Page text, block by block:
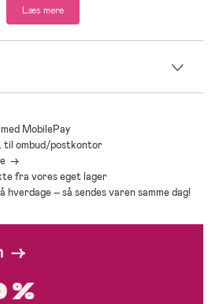
Læs mere
MobilePay
til ombud/postkontor
->
fra vores eget lager
hverdage – så sendes varen samme dag!
→
%